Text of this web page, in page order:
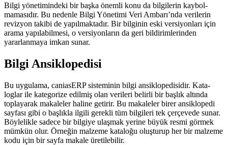
Bilgi yönetimindeki bir başka önemli konu da bilgilerin kaybol­
mamasıdır. Bu nedenle Bilgi Yönetimi Veri Ambarı’nda verilerin
revizyon takibi de yapılmaktadır. Bir bilginin eski versiyonları için
arama yapılabilmesi, o versiyonların da geri bildirimlerin­den
yararlanmaya imkan sunar.
Bilgi Ansiklopedisi
Bu uygulama, caniasERP sisteminin bilgi ansiklopedisidir. Kata­
loglar ile kategorize edilmiş olan verileri belirli bir başlık altında
toplayarak makaleler haline getirir. Bu makaleler birer ansiklo­pedi
sayfası gibi o başlıkla ilgili gerekli tüm bilgileri tek çerçe­vede sunar.
Böylelikle sadece bir bilgiye ulaşmak yerine büyük resmi görmek
mümkün olur. Örneğin malzeme kataloğu oluş­turup her bir malzeme
kodu için bir sayfa makale üretilebilir.